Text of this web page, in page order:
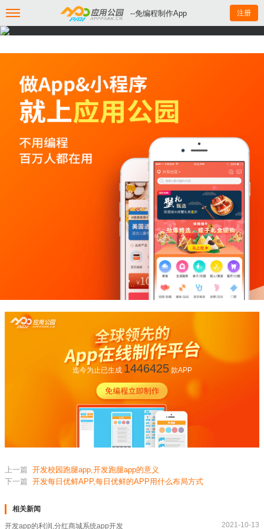
--免编程制作App 注册
迄今为止已生成 1446425款APP
上一篇 开发校园跑腿app,开发跑腿app的意义
下一篇 开发每日优鲜APP,每日优鲜的APP用什么布局方式
相关新闻
开发app的利润,分红商城系统app开发 2021-10-13